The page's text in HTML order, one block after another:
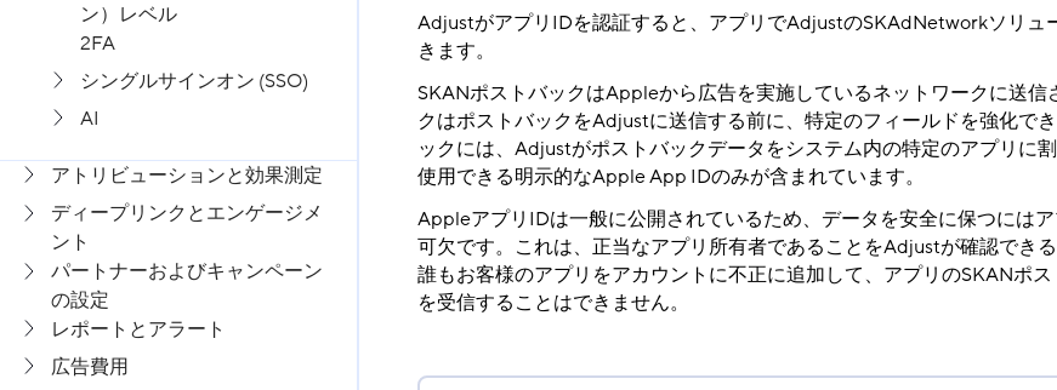
ン）レベル
2FA
シングルサインオン (SSO)
AI
アトリビューションと効果測定
ディープリンクとエンゲージメ
ント
パートナーおよびキャンペーン
の設定
レポートとアラート
広告費用
AdjustがアプリIDを認証すると、アプリでAdjustのSKAdNetworkソリュ
きます。
SKANポストバックはAppleから広告を実施しているネットワークに送信
クはポストバックをAdjustに送信する前に、特定のフィールドを強化で
ックには、Adjustがポストバックデータをシステム内の特定のアプリに
使用できる明示的なApple App IDのみが含まれています。
AppleアプリIDは一般に公開されているため、データを安全に保つには
可欠です。これは、正当なアプリ所有者であることをAdjustが確認できる
誰もお客様のアプリをアカウントに不正に追加して、アプリのSKANポ
を受信することはできません。